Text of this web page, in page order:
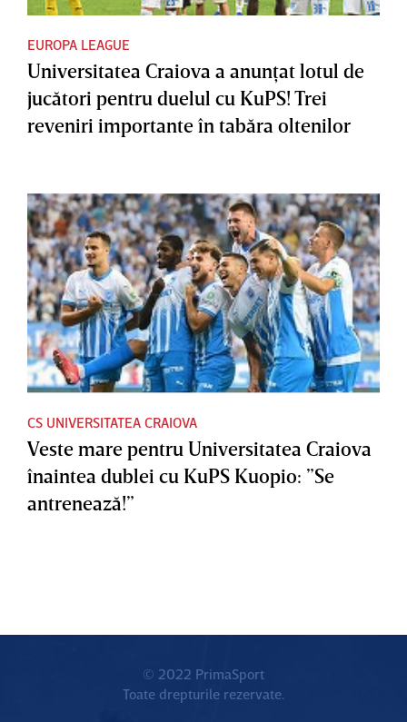
EUROPA LEAGUE
Universitatea Craiova a anunţat lotul de
jucători pentru duelul cu KuPS! Trei
reveniri importante în tabăra oltenilor
CS UNIVERSITATEA CRAIOVA
Veste mare pentru Universitatea Craiova
înaintea dublei cu KuPS Kuopio: ”Se
antrenează!”
© 2022 PrimaSport
Toate drepturile rezervate.